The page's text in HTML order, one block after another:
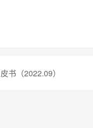
书（2022.09）